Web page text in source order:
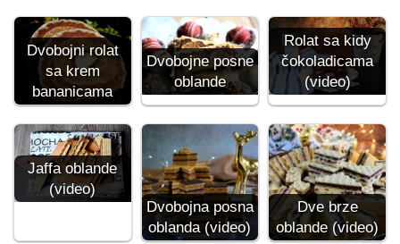
Dvobojni rolat
sa krem
bananicama
Dvobojne posne
oblande
Rolat sa kidy
čokoladicama
(video)
Jaffa oblande
(video)
Dvobojna posna
oblanda (video)
Dve brze
oblande (video)